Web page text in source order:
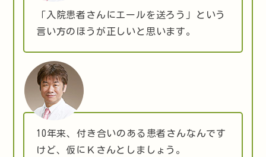
「入院患者さんにエールを送ろう」という
言い方のほうが正しいと思います。
10年来、付き合いのある患者さんなんです
けど、仮にＫさんとしましょう。